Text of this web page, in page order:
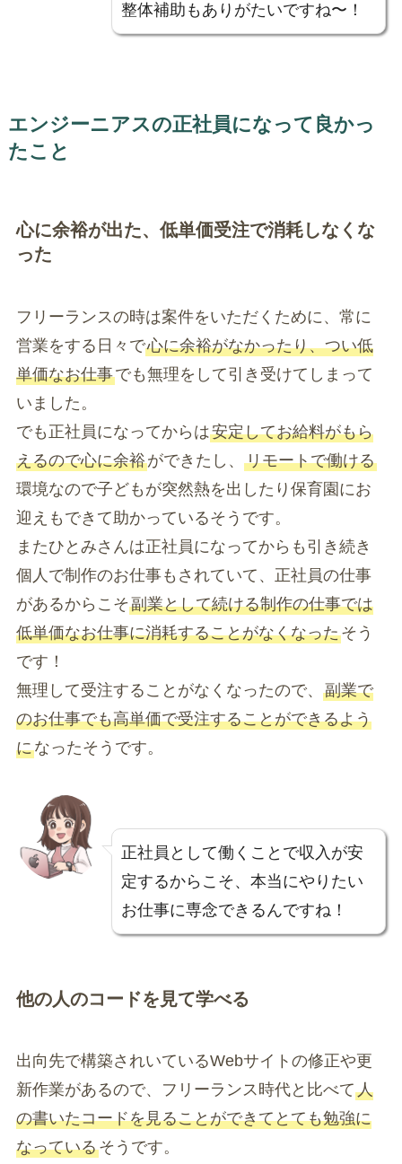
整体補助もありがたいですね〜！
エンジーニアスの正社員になって良かっ
たこと
心に余裕が出た、低単価受注で消耗しなくな
った
フリーランスの時は案件をいただくために、常に
営業をする日々で心に余裕がなかったり、つい低
単価なお仕事でも無理をして引き受けてしまって
いました。
でも正社員になってからは安定してお給料がもら
えるので心に余裕ができたし、 リモートで働ける
環境なので子どもが突然熱を出したり保育園にお
迎えもできて助かっているそうです。
またひとみさんは正社員になってからも引き続き
個人で制作のお仕事もされていて、正社員の仕事
があるからこそ副業として続ける制作の仕事では
低単価なお仕事に消耗することがなくなったそう
です！
無理して受注することがなくなったので、 副業で
のお仕事でも高単価で受注することができるよう
になったそうです。
正社員として働くことで収入が安
定するからこそ、本当にやりたい
お仕事に専念できるんですね！
他の人のコードを見て学べる
出向先で構築されいているWebサイトの修正や更
新作業があるので、フリーランス時代と比べて人
の書いたコードを見ることができてとても勉強に
なっているそうです。